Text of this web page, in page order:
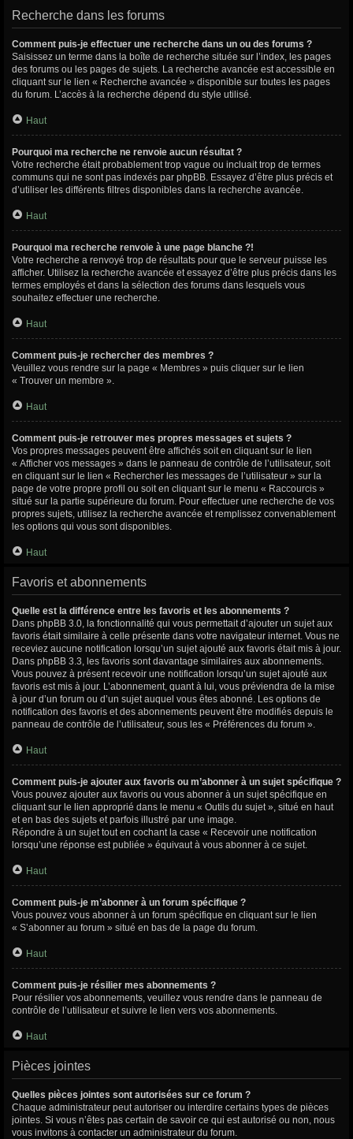
Recherche dans les forums
Comment puis-je effectuer une recherche dans un ou des forums ?
Saisissez un terme dans la boîte de recherche située sur l’index, les pages
des forums ou les pages de sujets. La recherche avancée est accessible en
cliquant sur le lien « Recherche avancée » disponible sur toutes les pages
du forum. L’accès à la recherche dépend du style utilisé.
Haut
Pourquoi ma recherche ne renvoie aucun résultat ?
Votre recherche était probablement trop vague ou incluait trop de termes
communs qui ne sont pas indexés par phpBB. Essayez d’être plus précis et
d’utiliser les différents filtres disponibles dans la recherche avancée.
Haut
Pourquoi ma recherche renvoie à une page blanche ?!
Votre recherche a renvoyé trop de résultats pour que le serveur puisse les
afficher. Utilisez la recherche avancée et essayez d’être plus précis dans les
termes employés et dans la sélection des forums dans lesquels vous
souhaitez effectuer une recherche.
Haut
Comment puis-je rechercher des membres ?
Veuillez vous rendre sur la page « Membres » puis cliquer sur le lien
« Trouver un membre ».
Haut
Comment puis-je retrouver mes propres messages et sujets ?
Vos propres messages peuvent être affichés soit en cliquant sur le lien
« Afficher vos messages » dans le panneau de contrôle de l’utilisateur, soit
en cliquant sur le lien « Rechercher les messages de l’utilisateur » sur la
page de votre propre profil ou soit en cliquant sur le menu « Raccourcis »
situé sur la partie supérieure du forum. Pour effectuer une recherche de vos
propres sujets, utilisez la recherche avancée et remplissez convenablement
les options qui vous sont disponibles.
Haut
Favoris et abonnements
Quelle est la différence entre les favoris et les abonnements ?
Dans phpBB 3.0, la fonctionnalité qui vous permettait d’ajouter un sujet aux
favoris était similaire à celle présente dans votre navigateur internet. Vous ne
receviez aucune notification lorsqu’un sujet ajouté aux favoris était mis à jour.
Dans phpBB 3.3, les favoris sont davantage similaires aux abonnements.
Vous pouvez à présent recevoir une notification lorsqu’un sujet ajouté aux
favoris est mis à jour. L’abonnement, quant à lui, vous préviendra de la mise
à jour d’un forum ou d’un sujet auquel vous êtes abonné. Les options de
notification des favoris et des abonnements peuvent être modifiés depuis le
panneau de contrôle de l’utilisateur, sous les « Préférences du forum ».
Haut
Comment puis-je ajouter aux favoris ou m’abonner à un sujet spécifique ?
Vous pouvez ajouter aux favoris ou vous abonner à un sujet spécifique en
cliquant sur le lien approprié dans le menu « Outils du sujet », situé en haut
et en bas des sujets et parfois illustré par une image.
Répondre à un sujet tout en cochant la case « Recevoir une notification
lorsqu’une réponse est publiée » équivaut à vous abonner à ce sujet.
Haut
Comment puis-je m’abonner à un forum spécifique ?
Vous pouvez vous abonner à un forum spécifique en cliquant sur le lien
« S’abonner au forum » situé en bas de la page du forum.
Haut
Comment puis-je résilier mes abonnements ?
Pour résilier vos abonnements, veuillez vous rendre dans le panneau de
contrôle de l’utilisateur et suivre le lien vers vos abonnements.
Haut
Pièces jointes
Quelles pièces jointes sont autorisées sur ce forum ?
Chaque administrateur peut autoriser ou interdire certains types de pièces
jointes. Si vous n’êtes pas certain de savoir ce qui est autorisé ou non, nous
vous invitons à contacter un administrateur du forum.